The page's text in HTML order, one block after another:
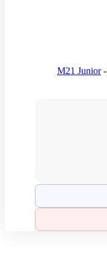
M21 Junior-